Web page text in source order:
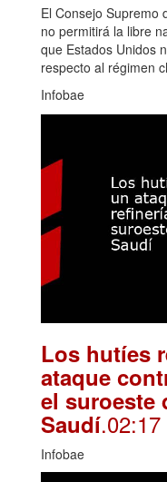
El Consejo Supremo
no permitirá la libre
que Estados Unidos
respecto al régimen
Infobae
Los hutíes
ataque
el suroeste
Saudí.02:17
Infobae